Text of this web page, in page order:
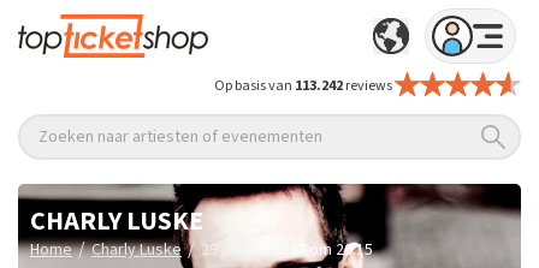
Op basis van 113.242reviews
Zoeken naar artiesten of evenementen
CHARLY LUSKE
Home / Charly Luske / 29 januari 2027 om 20:15